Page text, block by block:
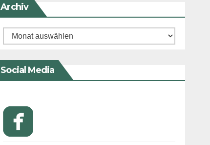
Archiv
Archiv
Social Media